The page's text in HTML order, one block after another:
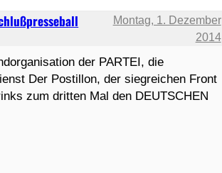
Montag, 1. Dezember
2014
der PARTEI, die
Der Postillon, der siegreichen Front
zum dritten Mal den DEUTSCHEN